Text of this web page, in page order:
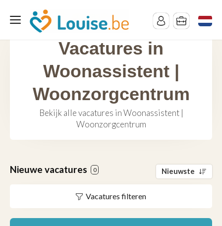
Vacatures in
Woonassistent |
Woonzorgcentrum
Bekijk alle vacatures in Woonassistent |
Woonzorgcentrum
Nieuwe vacatures 0 Nieuwste
Vacatures filteren